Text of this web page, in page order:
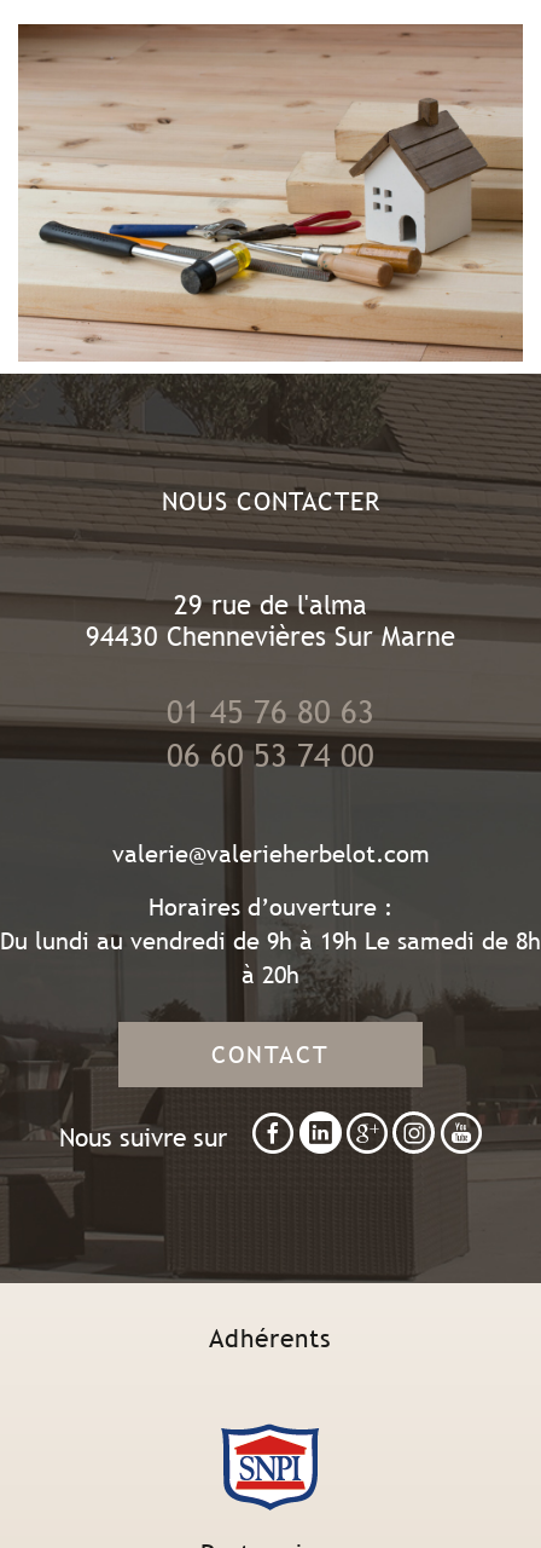
NOUS CONTACTER
29 rue de l'alma
94430 Chennevières Sur Marne
01 45 76 80 63
06 60 53 74 00
valerie@valerieherbelot.com
Horaires d’ouverture :
Du lundi au vendredi de 9h à 19h Le samedi de 8h
à 20h
CONTACT
Nous suivre sur
Adhérents